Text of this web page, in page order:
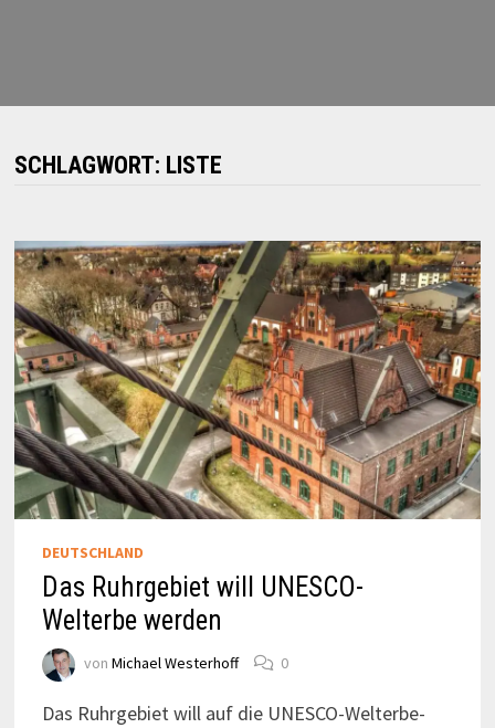
SCHLAGWORT: LISTE
DEUTSCHLAND
Das Ruhrgebiet will UNESCO-
Welterbe werden
von Michael Westerhoff 0
Das Ruhrgebiet will auf die UNESCO-Welterbe-